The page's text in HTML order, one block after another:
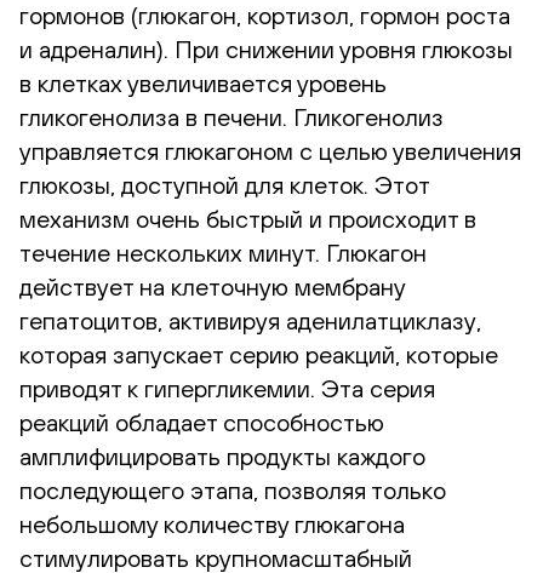
гормонов (глюкагон, кортизол, гормон роста
и адреналин). При снижении уровня глюкозы
в клетках увеличивается уровень
гликогенолиза в печени. Гликогенолиз
управляется глюкагоном с целью увеличения
глюкозы, доступной для клеток. Этот
механизм очень быстрый и происходит в
течение нескольких минут. Глюкагон
действует на клеточную мембрану
гепатоцитов, активируя аденилатциклазу,
которая запускает серию реакций, которые
приводят к гипергликемии. Эта серия
реакций обладает способностью
амплифицировать продукты каждого
последующего этапа, позволяя только
небольшому количеству глюкагона
стимулировать крупномасштабный